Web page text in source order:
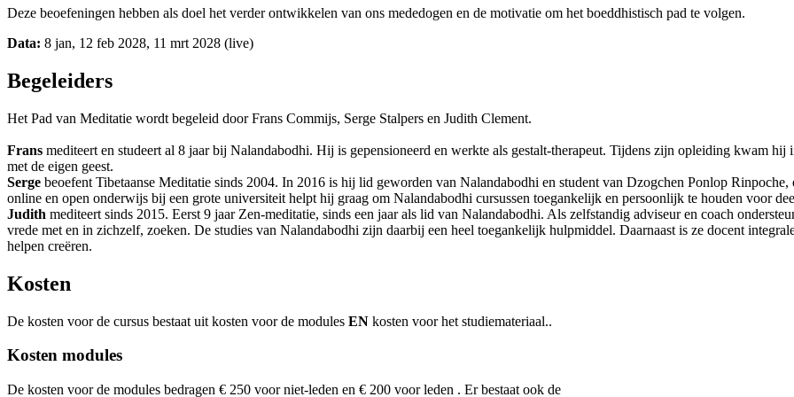
Deze beoefeningen hebben als doel het verder ontwikkelen van ons mededogen en de motivatie om het boeddhistisch pad te volgen.
Data: 8 jan, 12 feb 2028, 11 mrt 2028 (live)
Begeleiders
Het Pad van Meditatie wordt begeleid door Frans Commijs, Serge Stalpers en Judith Clement.
Frans mediteert en studeert al 8 jaar bij Nalandabodhi. Hij is gepensioneerd en werkte als gestalt-therapeut. Tijdens zijn opleiding kwam hij
met de eigen geest.
Serge beoefent Tibetaanse Meditatie sinds 2004. In 2016 is hij lid geworden van Nalandabodhi en student van Dzogchen Ponlop
online en open onderwijs bij een grote universiteit helpt hij graag om Nalandabodhi cursussen toegankelijk en persoonlijk te houden voor
Judith mediteert sinds 2015. Eerst 9 jaar Zen-meditatie, sinds een jaar als lid van Nalandabodhi. Als zelfstandig adviseur en coach
vrede met en in zichzelf, zoeken. De studies van Nalandabodhi zijn daarbij een heel toegankelijk hulpmiddel. Daarnaast is ze docent
helpen creëren.
Kosten
De kosten voor de cursus bestaat uit kosten voor de modules EN kosten voor het studiemateriaal..
Kosten modules
De kosten voor de modules bedragen € 250 voor niet-leden en € 200 voor leden . Er bestaat ook de